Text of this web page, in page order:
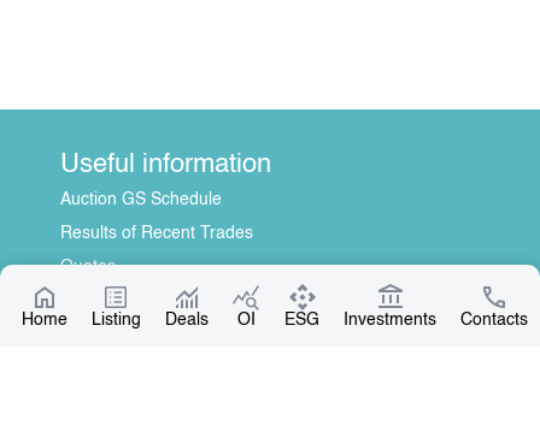
Home Listing Deals OI ESG Investments Contacts
Useful information
Auction GS Schedule
Results of Recent Trades
Quotes
Information Disclosure Center